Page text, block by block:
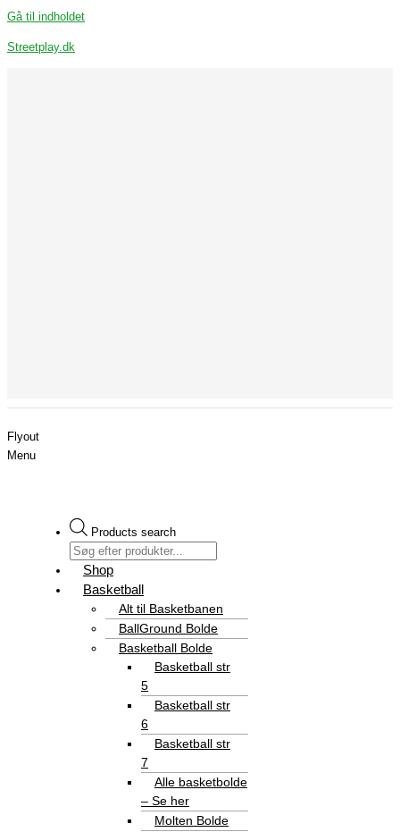
Gå til indholdet
Streetplay.dk
Flyout
Menu
Products search
Shop
Basketball
Alt til Basketbanen
BallGround Bolde
Basketball Bolde
Basketball str
5
Basketball str
6
Basketball str
7
Alle basketbolde
– Se her
Molten Bolde